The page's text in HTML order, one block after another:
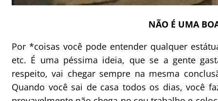
NÃO É UMA
Por *coisas você pode entender qualquer
etc. É uma péssima ideia, que se a gente
respeito, vai chegar sempre na mesma
Quando você sai de casa todos os dias, você